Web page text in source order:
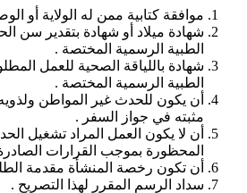
موافقة كتابية ممن له الولاية أو
شهادة ميلاد أو شهادة بتقدير سن
الطبية الرسمية المختصة .
شهادة باللياقة الصحية للعمل
الطبية الرسمية المختصة .
أن يكون للحدث غير المواطن
مثبته في جواز السفر .
أن لا يكون العمل المراد تشغيل
المحظورة بموجب القرارات
أن تكون رخصة المنشأة مقدمة
سداد الرسم المقرر لهذا التصريح .